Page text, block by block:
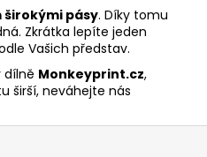
širokými pásy. Díky tomu
Zkrátka lepíte jeden
Vašich představ.
dílně Monkeyprint.cz,
širší, neváhejte nás